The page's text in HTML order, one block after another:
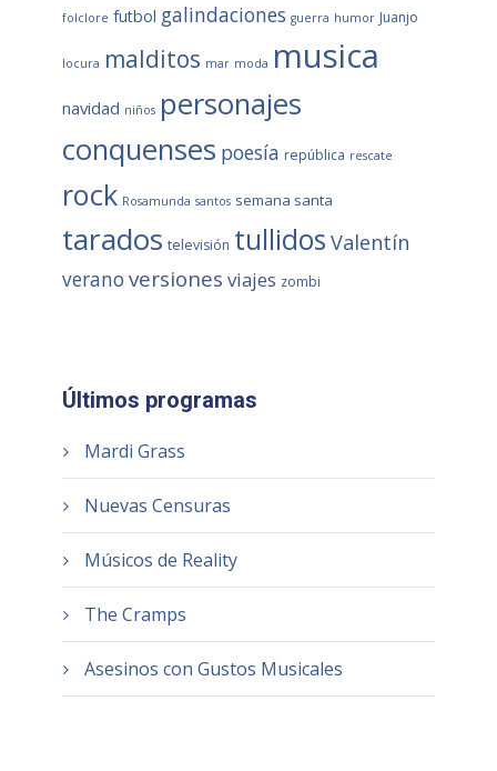
folclore futbol galindaciones guerra humor Juanjo
locura malditos mar moda musica
navidad niños personajes
conquenses poesía república rescate
rock Rosamunda santos semana santa
tarados televisión tullidos Valentín
verano versiones viajes zombi
Últimos programas
Mardi Grass
Nuevas Censuras
Músicos de Reality
The Cramps
Asesinos con Gustos Musicales